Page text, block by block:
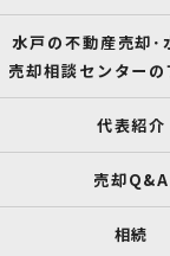
水戸の不動産売却･
売却相談センター
代表紹介
売却Q&A
相続